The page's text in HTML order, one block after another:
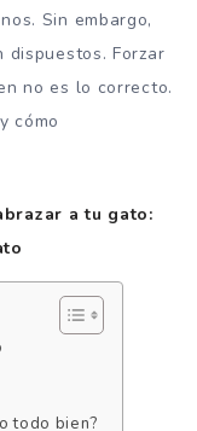
Sin embargo,
Forzar
no es lo correcto.
cómo
a tu gato:
todo bien?